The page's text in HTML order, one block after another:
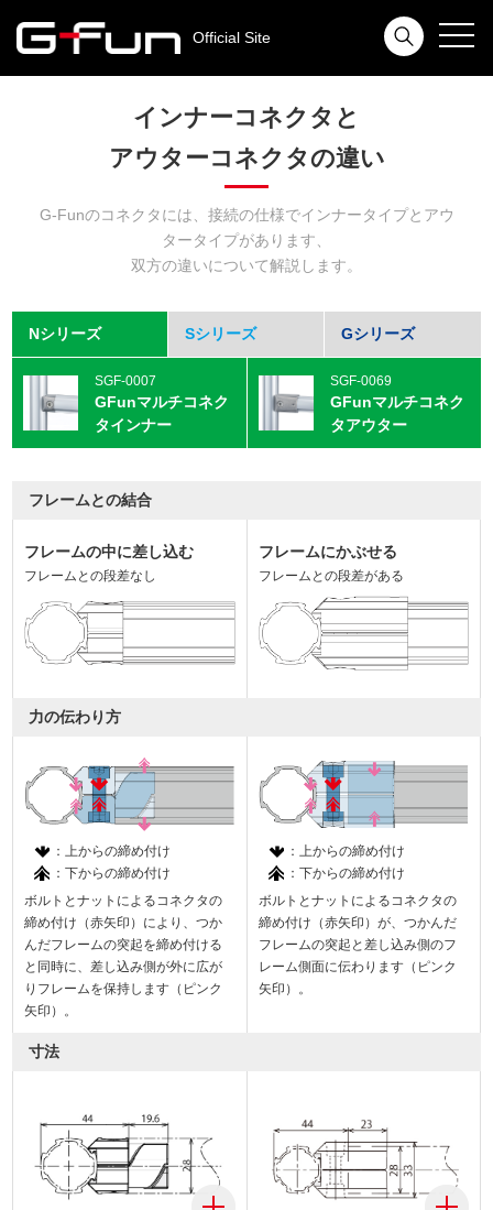
toggle
Official Site
インナーコネクタと
アウターコネクタの違い
G-Funのコネクタには、接続の仕様でインナータイプとアウ
タータイプがあります、
双方の違いについて解説します。
Nシリーズ Sシリーズ Gシリーズ
SGF-0007
GFunマルチコネク
タインナー
SGF-0069
GFunマルチコネク
タアウター
フレームとの結合
フレームの中に差し込む
フレームとの段差なし
フレームにかぶせる
フレームとの段差がある
力の伝わり方
：上からの締め付け
：下からの締め付け
ボルトとナットによるコネクタの
締め付け（赤矢印）により、つか
んだフレームの突起を締め付ける
と同時に、差し込み側が外に広が
りフレームを保持します（ピンク
矢印）。
：上からの締め付け
：下からの締め付け
ボルトとナットによるコネクタの
締め付け（赤矢印）が、つかんだ
フレームの突起と差し込み側のフ
レーム側面に伝わります（ピンク
矢印）。
寸法